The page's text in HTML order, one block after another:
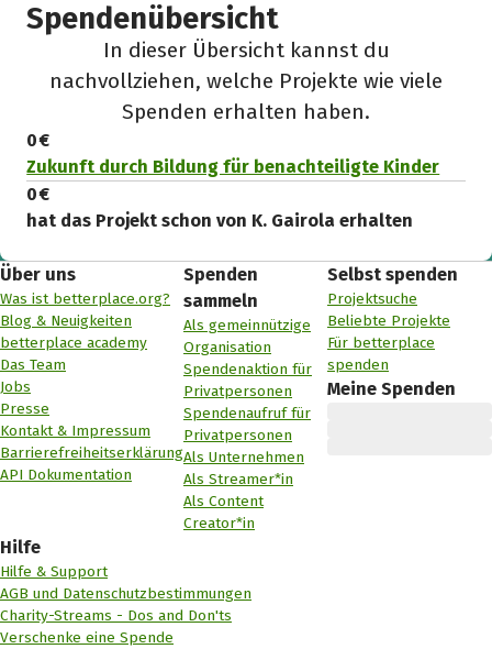
Spendenübersicht
In dieser Übersicht kannst du
nachvollziehen, welche Projekte wie viele
Spenden erhalten haben.
0 €
Zukunft durch Bildung für benachteiligte Kinder
0 €
hat das Projekt schon von K. Gairola erhalten
Über uns
Was ist betterplace.org?
Blog & Neuigkeiten
betterplace academy
Das Team
Jobs
Presse
Kontakt & Impressum
Barrierefreiheitserklärung
API Dokumentation
Spenden
sammeln
Als gemeinnützige
Organisation
Spendenaktion für
Privatpersonen
Spendenaufruf für
Privatpersonen
Als Unternehmen
Als Streamer*in
Als Content
Creator*in
Selbst spenden
Projektsuche
Beliebte Projekte
Für betterplace
spenden
Meine Spenden
Hilfe
Hilfe & Support
AGB und Datenschutzbestimmungen
Charity-Streams - Dos and Don'ts
Verschenke eine Spende